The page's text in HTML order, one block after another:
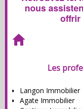
nous
offrir
Les
Langon Immobilier
Agate Immobilier